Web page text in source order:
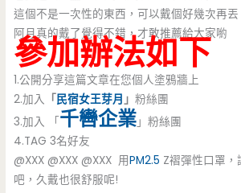
這個不是一次性的東西，可以戴個好幾次再丟
阿月真的戴了覺得不錯，才敢推薦給大家喲
參加辦法如下
1.公開分享這篇文章在您個人塗鴉牆上
2.加入 「 民宿女王芽月」粉絲團
3.加入 「 千轡企業」粉絲團
4.TAG 3名好友
@XXX @XXX @XXX 用PM2.5 Z褶彈性口罩
吧，久戴也很舒服呢!